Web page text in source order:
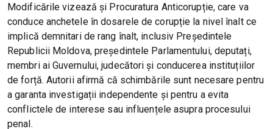
Modificările vizează și Procuratura Anticorupție, care va
conduce anchetele în dosarele de corupție la nivel înalt ce
implică demnitari de rang înalt, inclusiv Președintele
Republicii Moldova, președintele Parlamentului, deputați,
membri ai Guvernului, judecători și conducerea instituțiilor
de forță. Autorii afirmă că schimbările sunt necesare pentru
a garanta investigații independente și pentru a evita
conflictele de interese sau influențele asupra procesului
penal.